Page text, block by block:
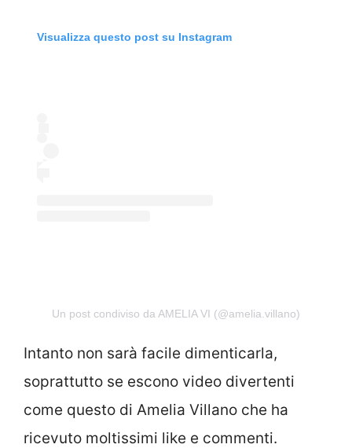
Visualizza questo post su Instagram
Un post condiviso da AMELIA VI (@amelia.villano)
Intanto non sarà facile dimenticarla,
soprattutto se escono video divertenti
come questo di Amelia Villano che ha
ricevuto moltissimi like e commenti.